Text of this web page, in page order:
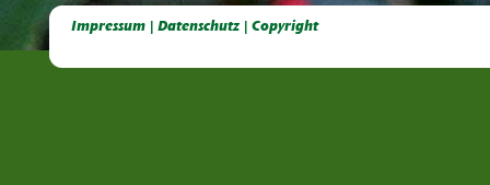
Impressum | Datenschutz | Copyright